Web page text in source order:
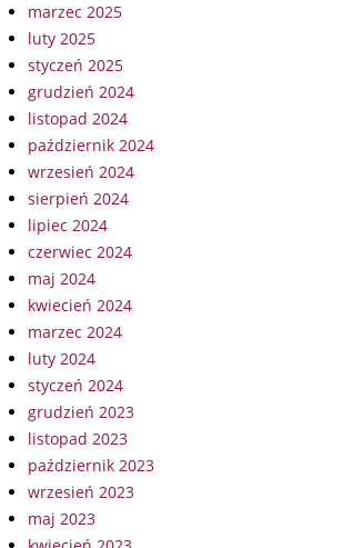
marzec 2025
luty 2025
styczeń 2025
grudzień 2024
listopad 2024
październik 2024
wrzesień 2024
sierpień 2024
lipiec 2024
czerwiec 2024
maj 2024
kwiecień 2024
marzec 2024
luty 2024
styczeń 2024
grudzień 2023
listopad 2023
październik 2023
wrzesień 2023
maj 2023